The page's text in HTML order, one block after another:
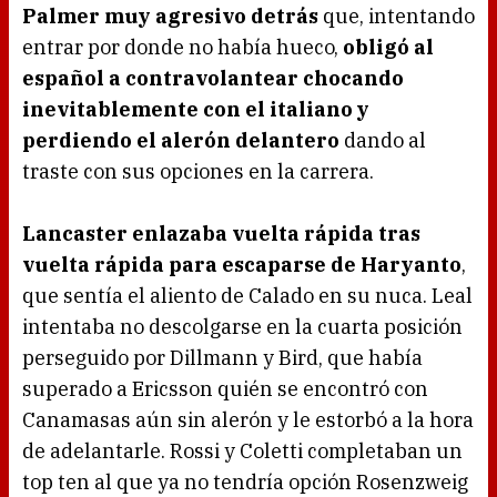
Palmer muy agresivo detrás que, intentando
entrar por donde no había hueco, obligó al
español a contravolantear chocando
inevitablemente con el italiano y
perdiendo el alerón delantero dando al
traste con sus opciones en la carrera.
Lancaster enlazaba vuelta rápida tras
vuelta rápida para escaparse de Haryanto,
que sentía el aliento de Calado en su nuca. Leal
intentaba no descolgarse en la cuarta posición
perseguido por Dillmann y Bird, que había
superado a Ericsson quién se encontró con
Canamasas aún sin alerón y le estorbó a la hora
de adelantarle. Rossi y Coletti completaban un
top ten al que ya no tendría opción Rosenzweig